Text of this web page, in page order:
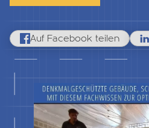
Auf Facebook teilen